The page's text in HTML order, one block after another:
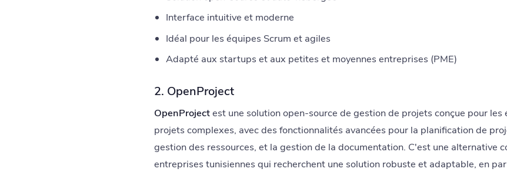
Interface intuitive et moderne
Idéal pour les équipes Scrum et agiles
Adapté aux startups et aux petites et moyennes entreprises (PME)
2. OpenProject
OpenProjectest une solution open-source de gestion de projets conçue pour
projets complexes, avec des fonctionnalités avancées pour la planification de
gestion des ressources, et la gestion de la documentation. C'est une alternative
entreprises tunisiennes qui recherchent une solution robuste et adaptable, en